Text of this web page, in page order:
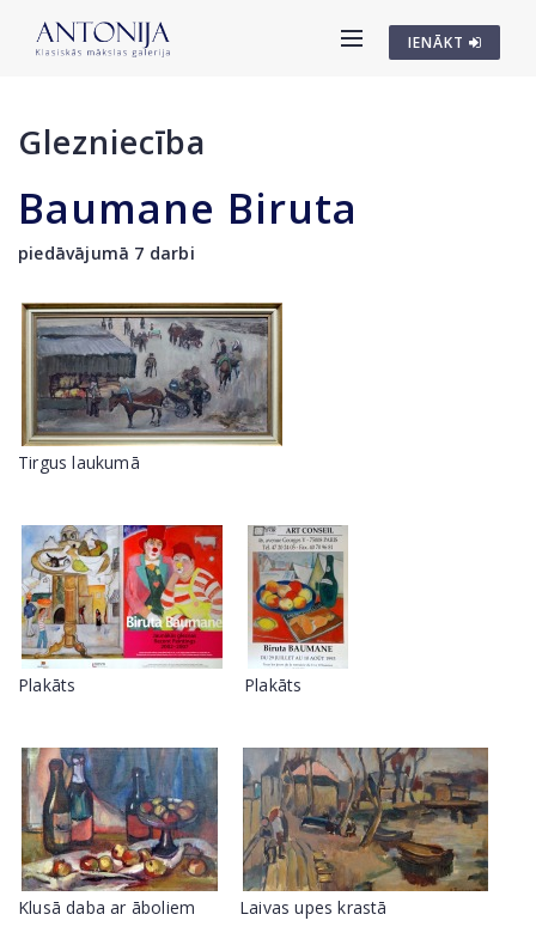
IENĀKT
Glezniecība
Baumane Biruta
piedāvājumā 7 darbi
Tirgus laukumā
Plakāts Plakāts
Klusā daba ar āboliem Laivas upes krastā